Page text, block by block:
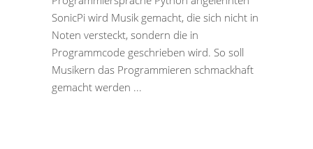
SonicPi wird Musik gemacht, die sich nicht in
Noten versteckt, sondern die in
Programmcode geschrieben wird. So soll
Musikern das Programmieren schmackhaft
gemacht werden